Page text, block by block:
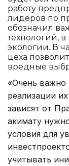
работу
лидеров по
обозначил
технологий,
экологии. В
цеха
вредные
«Очень важно
реализации
зависят от
акимату
условия для
учитывать